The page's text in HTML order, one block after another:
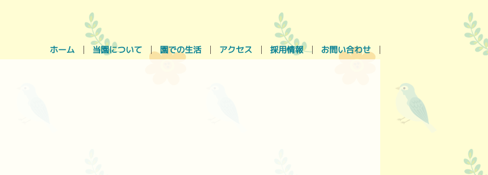
ホーム 当園について 園での生活 アクセス 採用情報
お問い合わせ